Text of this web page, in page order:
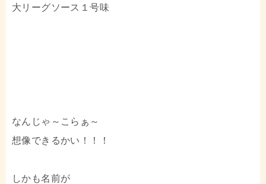
大リーグソース１号味
なんじゃ～こらぁ～
想像できるかい！！！
しかも名前が